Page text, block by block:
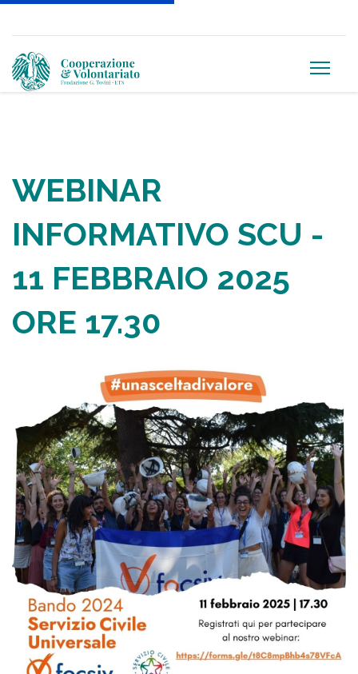
WEBINAR
INFORMATIVO SCU -
11 FEBBRAIO 2025
ORE 17.30